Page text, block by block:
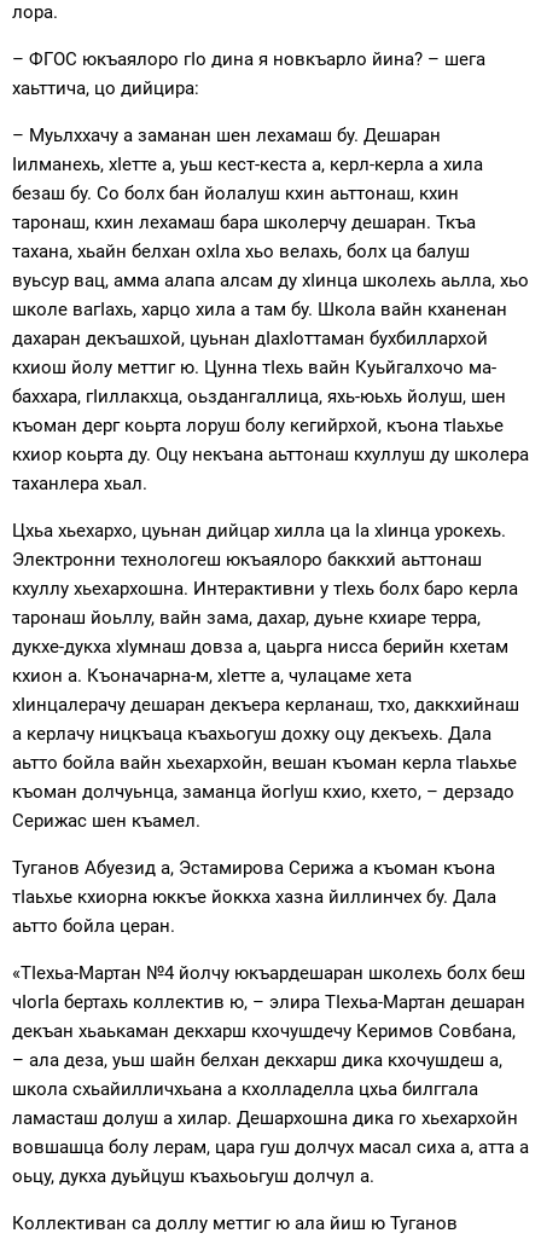
лора.
– ФГОС юкъаялоро гIо дина я новкъарло йина? – шега
хаьттича, цо дийцира:
– Муьлххачу а заманан шен лехамаш бу. Дешаран
Iилманехь, хIетте а, уьш кест-кеста а, керл-керла а хила
безаш бу. Со болх бан йолалуш кхин аьттонаш, кхин
таронаш, кхин лехамаш бара школерчу дешаран. Ткъа
тахана, хьайн белхан охIла хьо велахь, болх ца балуш
вуьсур вац, амма алапа алсам ду хIинца школехь аьлла, хьо
школе вагIахь, харцо хила а там бу. Школа вайн кханенан
дахаран декъашхой, цуьнан дIахIоттаман бухбиллархой
кхиош йолу меттиг ю. Цунна тIехь вайн Куьйгалхочо ма-
баххара, гIиллакхца, оьздангаллица, яхь-юьхь йолуш, шен
къоман дерг коьрта лоруш болу кегийрхой, къона тIаьхье
кхиор коьрта ду. Оцу некъана аьттонаш кхуллуш ду школера
таханлера хьал.
Цхьа хьехархо, цуьнан дийцар хилла ца Iа хIинца урокехь.
Электронни технологеш юкъаялоро баккхий аьттонаш
кхуллу хьехархошна. Интерактивни у тIехь болх баро керла
таронаш йоьллу, вайн зама, дахар, дуьне кхиаре терра,
дукхе-дукха хIумнаш довза а, цаьрга нисса берийн кхетам
кхион а. Къоначарна-м, хIетте а, чулацаме хета
хIинцалерачу дешаран декъера керланаш, тхо, даккхийнаш
а керлачу ницкъаца къахьогуш дохку оцу декъехь. Дала
аьтто бойла вайн хьехархойн, вешан къоман керла тIаьхье
къоман долчуьнца, заманца йогIуш кхио, кхето, – дерзадо
Серижас шен къамел.
Туганов Абуезид а, Эстамирова Серижа а къоман къона
тIаьхье кхиорна юккъе йоккха хазна йиллинчех бу. Дала
аьтто бойла церан.
«ТIехьа-Мартан №4 йолчу юкъардешаран школехь болх беш
чIогIа бертахь коллектив ю, – элира ТIехьа-Мартан дешаран
декъан хьаькаман декхарш кхочушдечу Керимов Совбана,
– ала деза, уьш шайн белхан декхарш дика кхочушдеш а,
школа схьайилличхьана а кхолладелла цхьа билггала
ламасташ долуш а хилар. Дешархошна дика го хьехархойн
вовшашца болу лерам, цара гуш долчух масал сиха а, атта а
оьцу, дукха дуьйцуш къахьоьгуш долчул а.
Коллективан са доллу меттиг ю ала йиш ю Туганов